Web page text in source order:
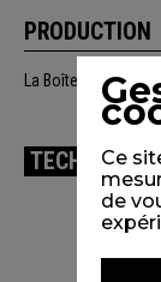
PRODUCTION
La Boîte,…
TECHNICAL
Ce
de